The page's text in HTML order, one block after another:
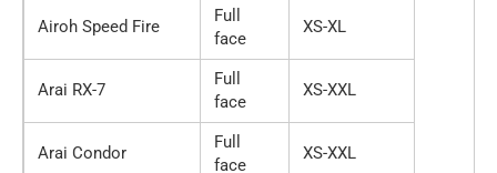
Airoh Speed Fire
Full
face
XS-XL
Arai RX-7
Full
face
XS-XXL
Arai Condor
Full
face
XS-XXL